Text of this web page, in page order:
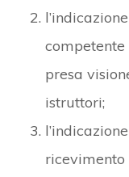
competente
presa
istruttori;
ricevimento